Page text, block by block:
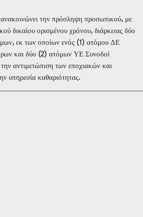
την πρόσληψη προσωπικού, με
δικαίου ορισμένου χρόνου, διάρκειας δύο
εκ των οποίων ενός (1) ατόμου ΔΕ
και δύο (2) ατόμων ΥΕ Συνοδοί
αντιμετώπιση των εποχιακών και
υπηρεσία καθαριότητας.